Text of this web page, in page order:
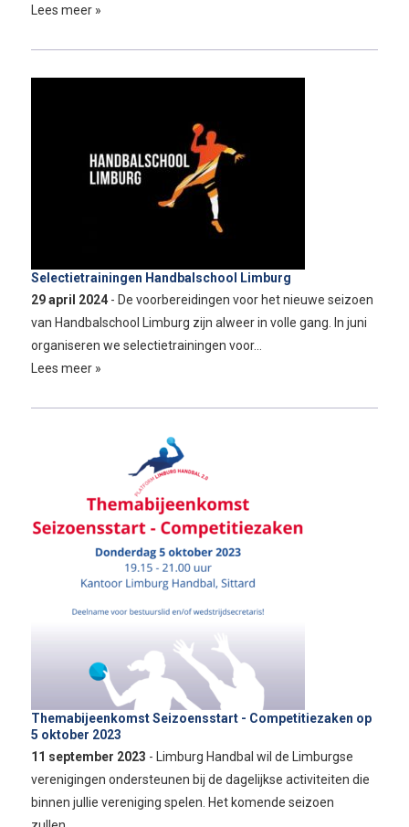
Lees meer »
Selectietrainingen Handbalschool Limburg
29 april 2024 - De voorbereidingen voor het nieuwe seizoen
van Handbalschool Limburg zijn alweer in volle gang. In juni
organiseren we selectietrainingen voor…
Lees meer »
Themabijeenkomst Seizoensstart - Competitiezaken op
5 oktober 2023
11 september 2023 - Limburg Handbal wil de Limburgse
verenigingen ondersteunen bij de dagelijkse activiteiten die
binnen jullie vereniging spelen. Het komende seizoen